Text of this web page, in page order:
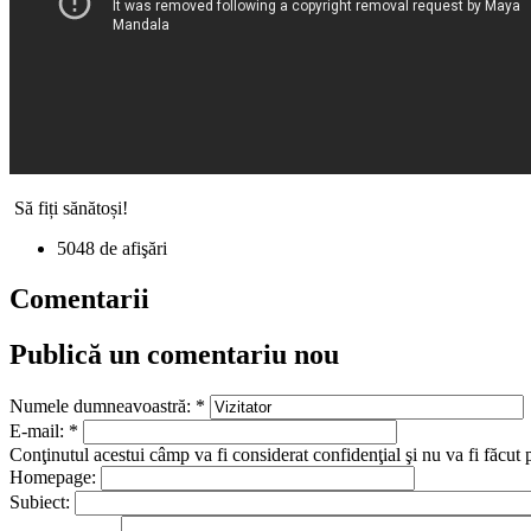
Să fiți sănătoși!
5048 de afişări
Comentarii
Publică un comentariu nou
Numele dumneavoastră: *
E-mail: *
Conţinutul acestui câmp va fi considerat confidenţial şi nu va fi făcut
Homepage:
Subiect: